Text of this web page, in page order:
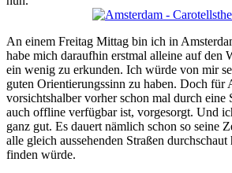
An einem Freitag Mittag bin ich in
habe mich daraufhin erstmal alleine auf den
ein wenig zu erkunden. Ich würde von mir
guten Orientierungssinn zu haben. Doch für
vorsichtshalber vorher schon mal durch eine
auch offline verfügbar ist, vorgesorgt. Und
ganz gut. Es dauert nämlich schon so seine
alle gleich aussehenden Straßen
finden würde.